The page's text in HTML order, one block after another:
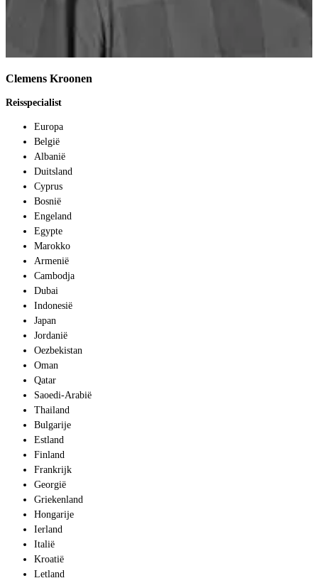
Clemens Kroonen
Reisspecialist
Europa
België
Albanië
Duitsland
Cyprus
Bosnië
Engeland
Egypte
Marokko
Armenië
Cambodja
Dubai
Indonesië
Japan
Jordanië
Oezbekistan
Oman
Qatar
Saoedi-Arabië
Thailand
Bulgarije
Estland
Finland
Frankrijk
Georgië
Griekenland
Hongarije
Ierland
Italië
Kroatië
Letland